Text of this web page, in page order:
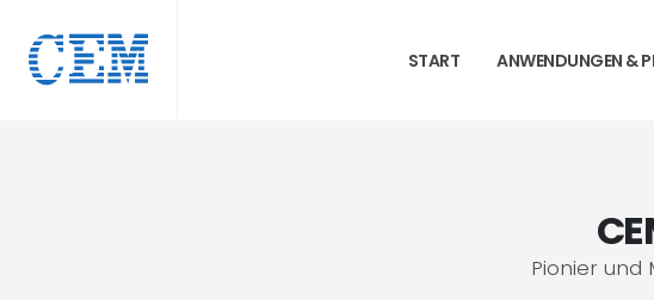
START ANWENDUNGEN &
Pionier